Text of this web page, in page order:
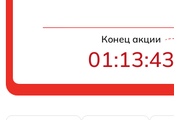
Конец акции
01:13:42